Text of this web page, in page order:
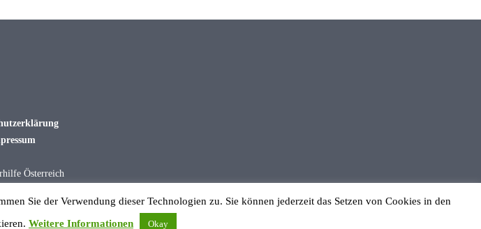
Österreich
Sie der Verwendung dieser Technologien zu. Sie können jederzeit das Setzen von Cookies in den
Weitere Informationen Okay